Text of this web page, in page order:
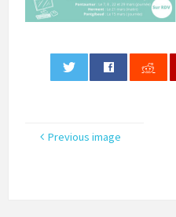
Previous image